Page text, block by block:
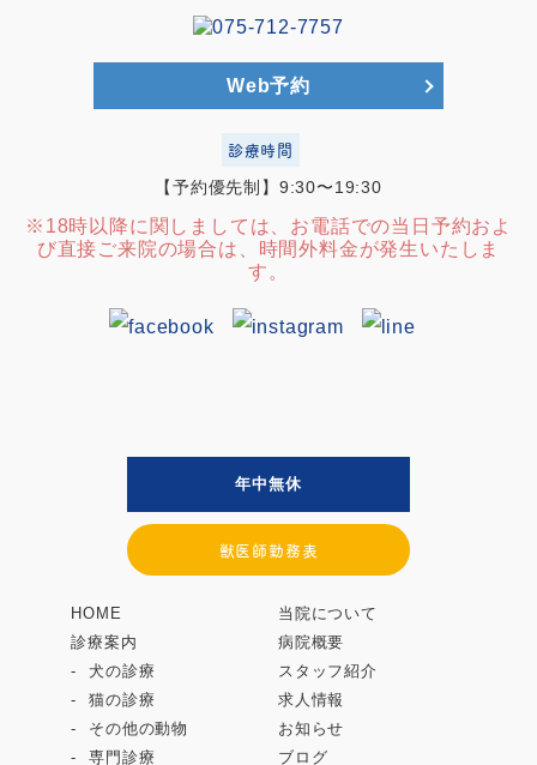
Web予約
診療時間
【予約優先制】9:30〜19:30
※18時以降に関しましては、お電話での当日予約およ
び直接ご来院の場合は、時間外料金が発生いたしま
す。
年中無休
獣医師勤務表
HOME
診療案内
犬の診療
猫の診療
その他の動物
専門診療
当院について
病院概要
スタッフ紹介
求人情報
お知らせ
ブログ